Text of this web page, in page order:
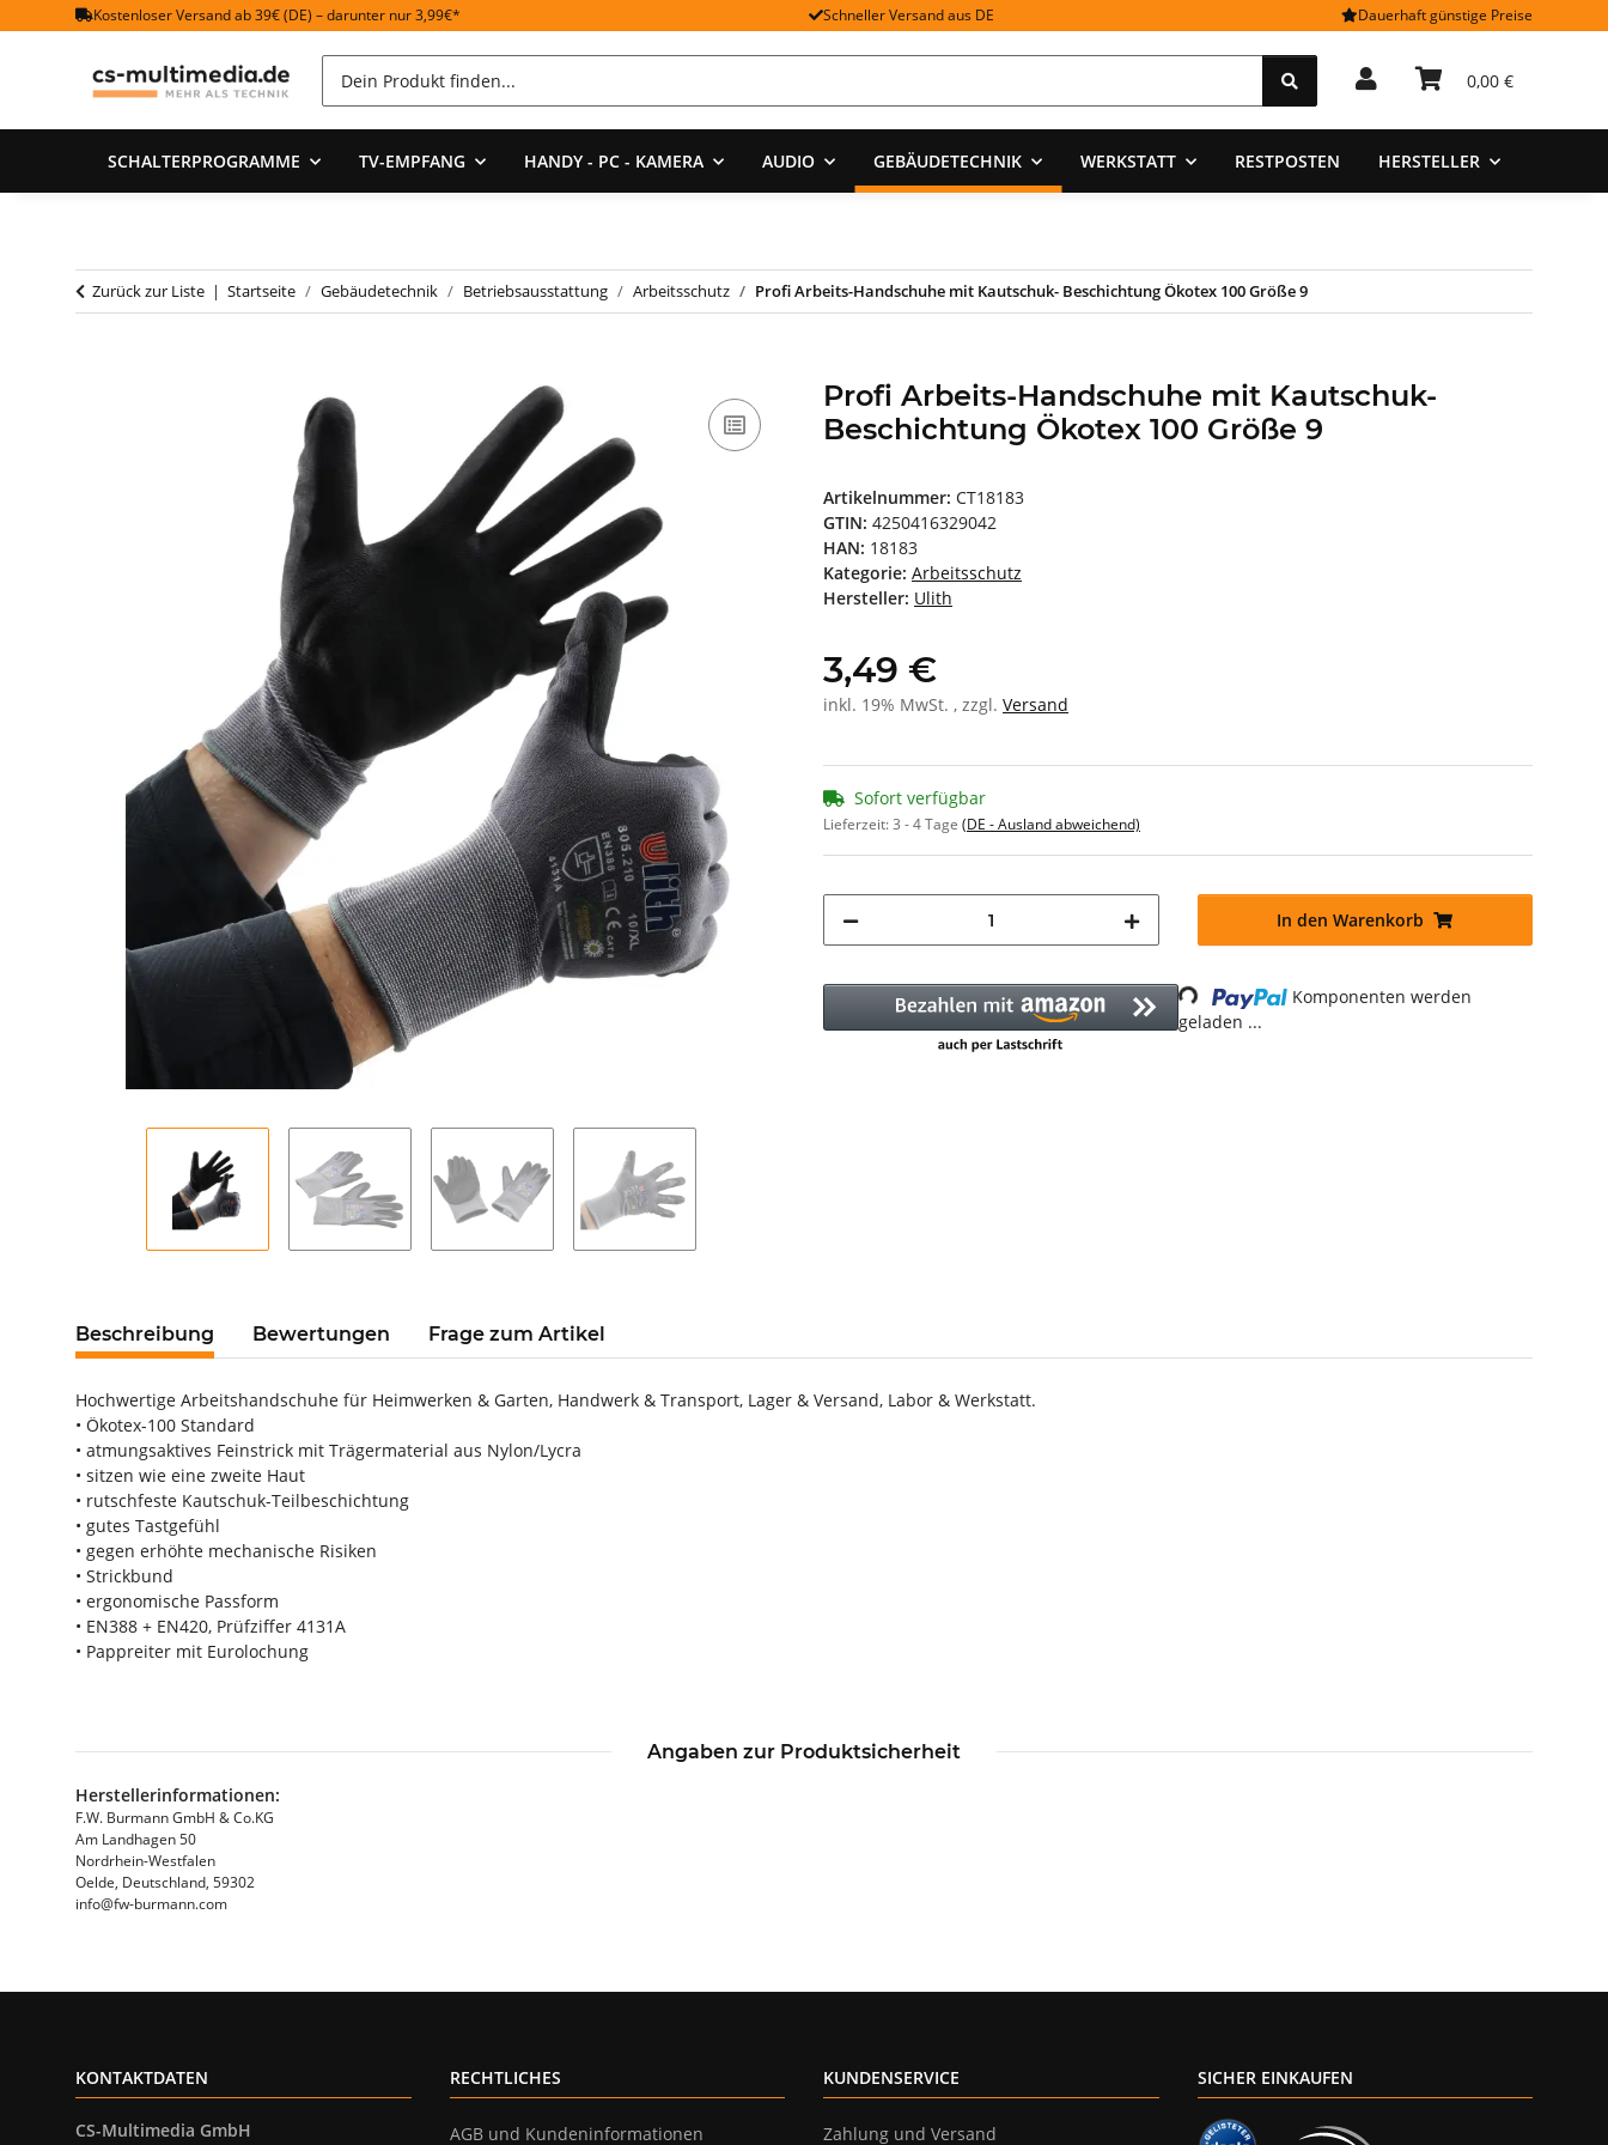
Kostenloser Versand ab 39€ (DE) – darunter nur 3,99€* Schneller Versand aus DE Dauerhaft günstige Preise
0,00 €
SCHALTERPROGRAMME TV-EMPFANG HANDY - PC - KAMERA AUDIO GEBÄUDETECHNIK WERKSTATT RESTPOSTEN HERSTELLER
Zurück zur Liste Startseite Gebäudetechnik Betriebsausstattung Arbeitsschutz Profi Arbeits-Handschuhe mit Kautschuk- Beschichtung Ökotex 100 Größe 9
Profi Arbeits-Handschuhe mit Kautschuk-
Beschichtung Ökotex 100 Größe 9
Artikelnummer: CT18183
GTIN: 4250416329042
HAN: 18183
Kategorie: Arbeitsschutz
Hersteller: Ulith
3,49 €
inkl. 19% MwSt. , zzgl. Versand
Sofort verfügbar
Lieferzeit:3 - 4 Tage (DE - Ausland abweichend)
In den Warenkorb
Loading...
Komponenten werden
geladen ...
Beschreibung Bewertungen Frage zum Artikel
Hochwertige Arbeitshandschuhe für Heimwerken & Garten, Handwerk & Transport, Lager & Versand, Labor & Werkstatt.
• Ökotex-100 Standard
• atmungsaktives Feinstrick mit Trägermaterial aus Nylon/Lycra
• sitzen wie eine zweite Haut
• rutschfeste Kautschuk-Teilbeschichtung
• gutes Tastgefühl
• gegen erhöhte mechanische Risiken
• Strickbund
• ergonomische Passform
• EN388 + EN420, Prüfziffer 4131A
• Pappreiter mit Eurolochung
Angaben zur Produktsicherheit
Herstellerinformationen:
F.W. Burmann GmbH & Co.KG
Am Landhagen 50
Nordrhein-Westfalen
Oelde, Deutschland, 59302
info@fw-burmann.com
KONTAKTDATEN
CS-Multimedia GmbH
RECHTLICHES
AGB und Kundeninformationen
KUNDENSERVICE
Zahlung und Versand
SICHER EINKAUFEN